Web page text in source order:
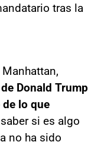
tras la
Donald Trump
lo que
si es algo
no ha sido